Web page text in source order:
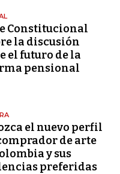
Constitucional
la discusión
el futuro de la
pensional
el nuevo perfil
de arte
y sus
preferidas